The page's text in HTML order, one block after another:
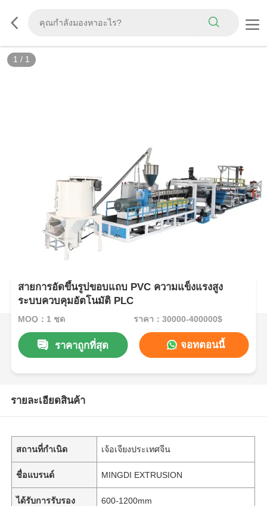
1 / 1
สายการอัดขึ้นรูปขอบแถบ PVC ความแข็งแรงสูง
ระบบควบคุมอัตโนมัติ PLC
MOQ：1 ชุด ราคา：30000-400000$
ราคาถูกที่สุด จอทตอนนี้
รายละเอียดสินค้า
สถานที่กำเนิด เจ้อเจียงประเทศจีน
ชื่อแบรนด์ MINGDI EXTRUSION
ได้รับการรับรอง 600-1200mm